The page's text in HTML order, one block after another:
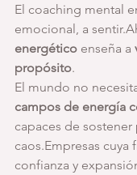
El coaching mental
emocional, a
energético enseña a
propósito.
El mundo no
campos de energía
capaces de
caos.Empresas cuya
confianza y